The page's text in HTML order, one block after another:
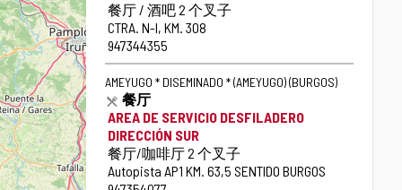
盖
伊
餐厅 / 酒吧 2 个叉子
街
道
CTRA. N-I, KM. 308
电
话
947344355
AMEYUGO * DISEMINADO * (AMEYUGO)(BURGOS)
餐厅
AREA DE SERVICIO DESFILADERO
DIRECCIÓN SUR
盖
伊
餐厅/咖啡厅 2 个叉子
街
Autopista AP1 KM. 63,5 SENTIDO BURGOS